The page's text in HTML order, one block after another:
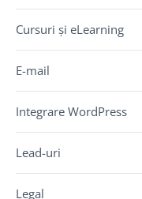
Cursuri și eLearning
E-mail
Integrare WordPress
Lead-uri
Legal